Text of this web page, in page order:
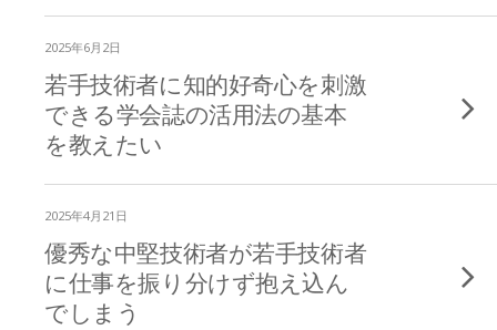
2025年6月2日
若手技術者に知的好奇心を刺激
できる学会誌の活用法の基本
を教えたい
2025年4月21日
優秀な中堅技術者が若手技術者
に仕事を振り分けず抱え込ん
でしまう